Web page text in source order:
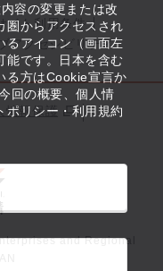
容の変更または改
圏からアクセスされ
るアイコン（画面左
能です。日本を含む
る方はCookie宣言か
回の概要、個人情
ポリシー・利用規約
イト利用条件
アクセシビリティ
情報保護
and Regional